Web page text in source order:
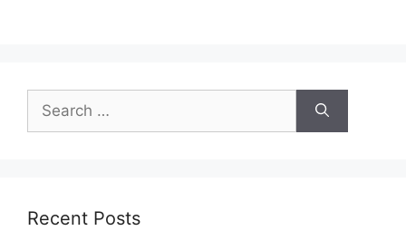
for:
Recent Posts